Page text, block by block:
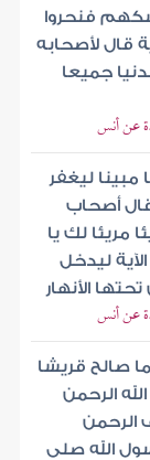
فنحروا
قال لأصحابه
جميعا
عن أنس
مبينا ليغفر
أصحاب
مريئا لك يا
ليدخل
الأنهار
عن أنس
صالح قريشا
الرحمن
الرحمن
الله صلى